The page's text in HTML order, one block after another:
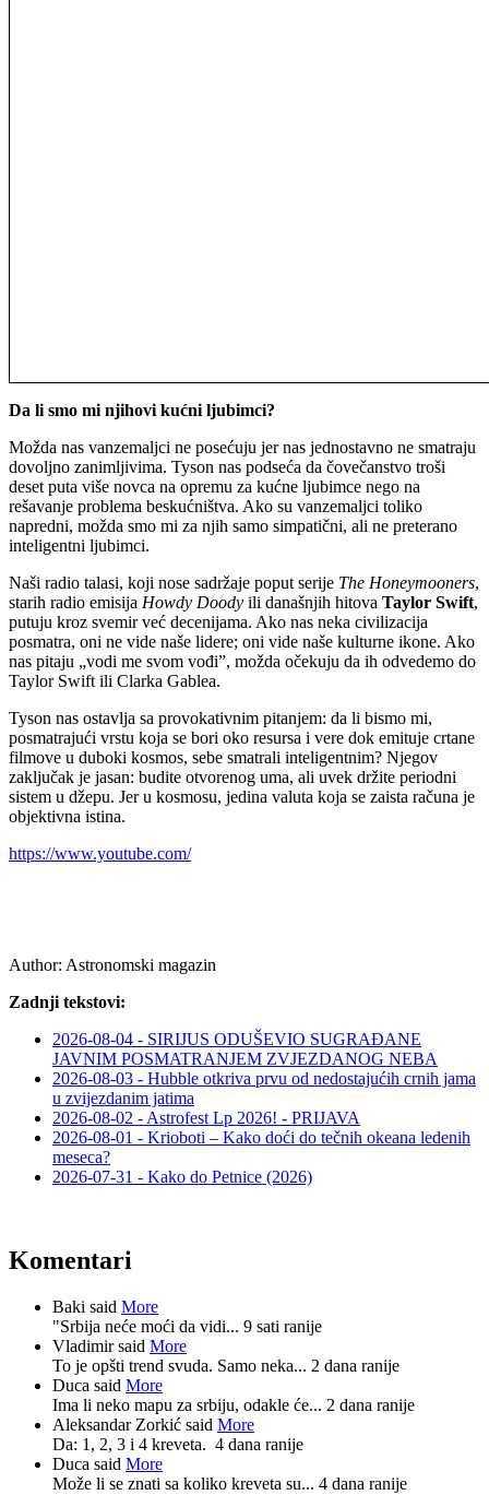
Da li smo mi njihovi kućni ljubimci?
Možda nas vanzemaljci ne posećuju jer nas jednostavno ne smatraju
dovoljno zanimljivima. Tyson nas podseća da čovečanstvo troši
deset puta više novca na opremu za kućne ljubimce nego na
rešavanje problema beskućništva. Ako su vanzemaljci toliko
napredni, možda smo mi za njih samo simpatični, ali ne preterano
inteligentni ljubimci.
Naši radio talasi, koji nose sadržaje poput serije The Honeymooners,
starih radio emisija Howdy Doody ili današnjih hitova Taylor Swift,
putuju kroz svemir već decenijama. Ako nas neka civilizacija
posmatra, oni ne vide naše lidere; oni vide naše kulturne ikone. Ako
nas pitaju „vodi me svom vođi”, možda očekuju da ih odvedemo do
Taylor Swift ili Clarka Gablea.
Tyson nas ostavlja sa provokativnim pitanjem: da li bismo mi,
posmatrajući vrstu koja se bori oko resursa i vere dok emituje crtane
filmove u duboki kosmos, sebe smatrali inteligentnim? Njegov
zaključak je jasan: budite otvorenog uma, ali uvek držite periodni
sistem u džepu. Jer u kosmosu, jedina valuta koja se zaista računa je
objektivna istina.
https://www.youtube.com/
Author: Astronomski magazin
Zadnji tekstovi:
2026-08-04 - SIRIJUS ODUŠEVIO SUGRAĐANE
JAVNIM POSMATRANJEM ZVJEZDANOG NEBA
2026-08-03 - Hubble otkriva prvu od nedostajućih crnih jama
u zvijezdanim jatima
2026-08-02 - Astrofest Lp 2026! - PRIJAVA
2026-08-01 - Krioboti – Kako doći do tečnih okeana ledenih
meseca?
2026-07-31 - Kako do Petnice (2026)
Komentari
Baki said More
"Srbija neće moći da vidi... 9 sati ranije
Vladimir said More
To je opšti trend svuda. Samo neka... 2 dana ranije
Duca said More
Ima li neko mapu za srbiju, odakle će... 2 dana ranije
Aleksandar Zorkić said More
Da: 1, 2, 3 i 4 kreveta. 4 dana ranije
Duca said More
Može li se znati sa koliko kreveta su... 4 dana ranije